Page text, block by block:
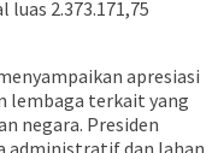
2.373.171,75
apresiasi
lembaga terkait yang
negara. Presiden
administratif dan lahan